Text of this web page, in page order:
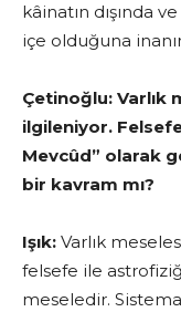
kâinatın dışında
içe olduğuna
Çetinoğlu: Varlık
ilgileniyor.
Mevcûd” olarak
bir kavram mı?
Işık: Varlık
felsefe ile
meseledir.